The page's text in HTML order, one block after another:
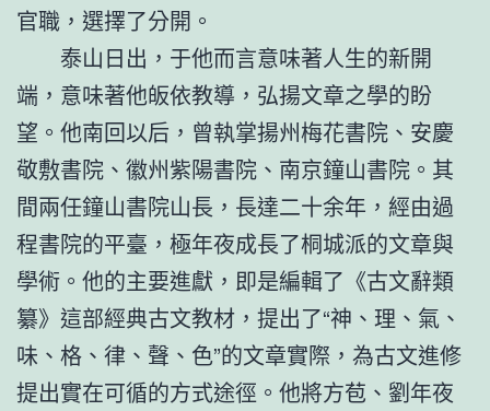
官職，選擇了分開。
泰山日出，于他而言意味著人生的新開
端，意味著他皈依教導，弘揚文章之學的盼
望。他南回以后，曾執掌揚州梅花書院、安慶
敬敷書院、徽州紫陽書院、南京鐘山書院。其
間兩任鐘山書院山長，長達二十余年，經由過
程書院的平臺，極年夜成長了桐城派的文章與
學術。他的主要進獻，即是編輯了《古文辭類
纂》這部經典古文教材，提出了“神、理、氣、
味、格、律、聲、色”的文章實際，為古文進修
提出實在可循的方式途徑。他將方苞、劉年夜